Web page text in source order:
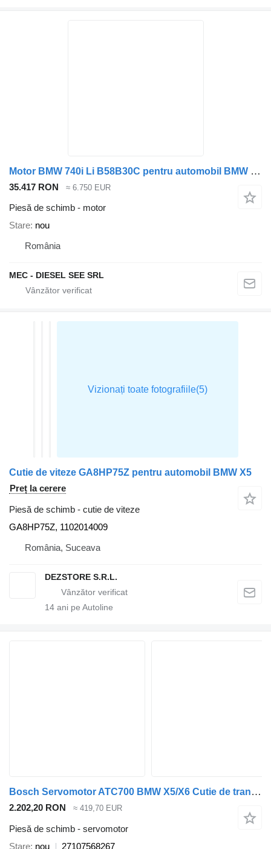
Motor BMW 740i Li B58B30C pentru automobil BMW BMW 7 G12 X5 G05 8 Cabriolet G
35.417 RON ≈ 6.750 EUR
Piesă de schimb - motor
Stare nou
România
MEC - DIESEL SEE SRL
Cutie de viteze GA8HP75Z pentru automobil BMW X5
Preț la cerere
Piesă de schimb - cutie de viteze
GA8HP75Z, 1102014009
România, Suceava
DEZSTORE S.R.L.
14 ani pe Autoline
Bosch Servomotor ATC700 BMW X5/X6 Cutie de transfer 27107568267 pentru automobil BMW X5/X6
2.202,20 RON ≈ 419,70 EUR
Piesă de schimb - servomotor
Stare nou
27107568267